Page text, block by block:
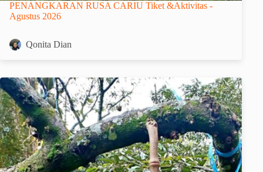
PENANGKARAN RUSA CARIU Tiket &Aktivitas -
Agustus 2026
Qonita Dian